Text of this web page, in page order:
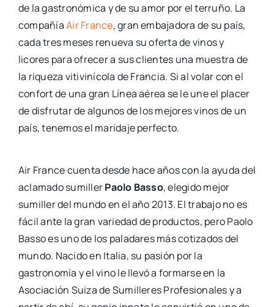
de la gastronómica y de su amor por el terruño. La
compañíaAir France, gran embajadora de su país,
cada tres meses renueva su oferta de vinos y
licores para ofrecer a sus clientes una muestra de
la riqueza vitivinícola de Francia. Si al volar con el
confort de una gran Línea aérea se le une el placer
de disfrutar de algunos de los mejores vinos de un
país, tenemos el maridaje perfecto.
Air France cuenta desde hace años con la ayuda del
aclamado sumillerPaolo Basso, elegido mejor
sumiller del mundo en el año 2013. El trabajo no es
fácil ante la gran variedad de productos, pero Paolo
Basso es uno de los paladares más cotizados del
mundo. Nacido en Italia, su pasión por la
gastronomía y el vino le llevó a formarse en la
Asociación Suiza de Sumilleres Profesionales y a